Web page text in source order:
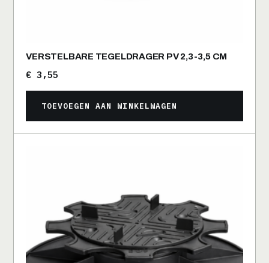
VERSTELBARE TEGELDRAGER PV 2,3-3,5 CM
€ 3,55
TOEVOEGEN AAN WINKELWAGEN